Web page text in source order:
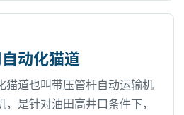
动化猫道
猫道也叫带压管杆自动运输机
是针对油田高井口条件下，